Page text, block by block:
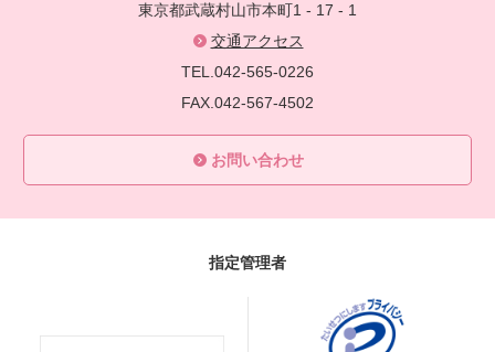
東京都武蔵村山市本町1 - 17 - 1
交通アクセス
TEL.042-565-0226
FAX.042-567-4502
お問い合わせ
指定管理者